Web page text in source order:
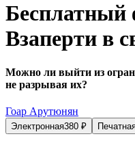
Бесплатный
Взаперти в
Можно ли выйти из
не разрывая их?
Гоар Арутюнян
Электронная380 ₽